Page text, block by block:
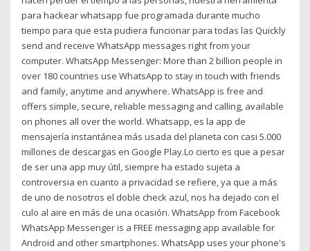
para hackear whatsapp fue programada durante mucho
tiempo para que esta pudiera funcionar para todas las Quickly
send and receive WhatsApp messages right from your
computer. WhatsApp Messenger: More than 2 billion people in
over 180 countries use WhatsApp to stay in touch with friends
and family, anytime and anywhere. WhatsApp is free and
offers simple, secure, reliable messaging and calling, available
on phones all over the world. Whatsapp, es la app de
mensajería instantánea más usada del planeta con casi 5.000
millones de descargas en Google Play.Lo cierto es que a pesar
de ser una app muy útil, siempre ha estado sujeta a
controversia en cuanto a privacidad se refiere, ya que a más
de uno de nosotros el doble check azul, nos ha dejado con el
culo al aire en más de una ocasión. WhatsApp from Facebook
WhatsApp Messenger is a FREE messaging app available for
Android and other smartphones. WhatsApp uses your phone's